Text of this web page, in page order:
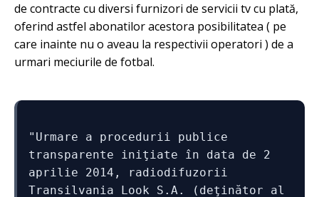
de contracte cu diversi furnizori de servicii tv cu plată,
oferind astfel abonatilor acestora posibilitatea ( pe
care inainte nu o aveau la respectivii operatori ) de a
urmari meciurile de fotbal.
"Urmare a procedurii publice
transparente iniţiate în data de 2
aprilie 2014, radiodifuzorii
Transilvania Look S.A. (deţinător al